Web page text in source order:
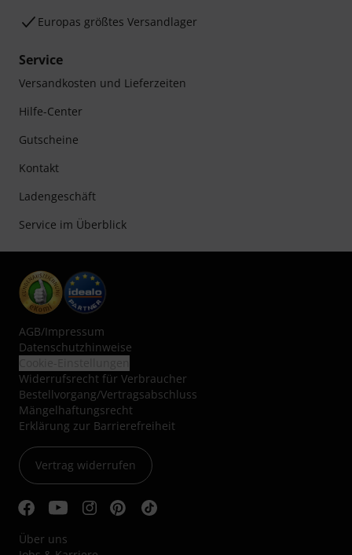
Europas größtes Versandlager
Service
Versandkosten und Lieferzeiten
Hilfe-Center
Gutscheine
Kontakt
Ladengeschäft
Service im Überblick
AGB/Impressum
Datenschutzhinweise
Widerrufsrecht für Verbraucher
Bestellvorgang/Vertragsabschluss
Mängelhaftungsrecht
Erklärung zur Barrierefreiheit
Vertrag widerrufen
Über uns